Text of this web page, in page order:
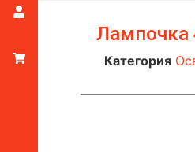
Лампочка
Категория